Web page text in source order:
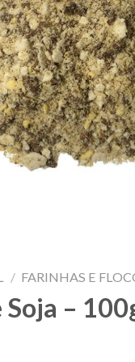
/ FARINHAS E
–